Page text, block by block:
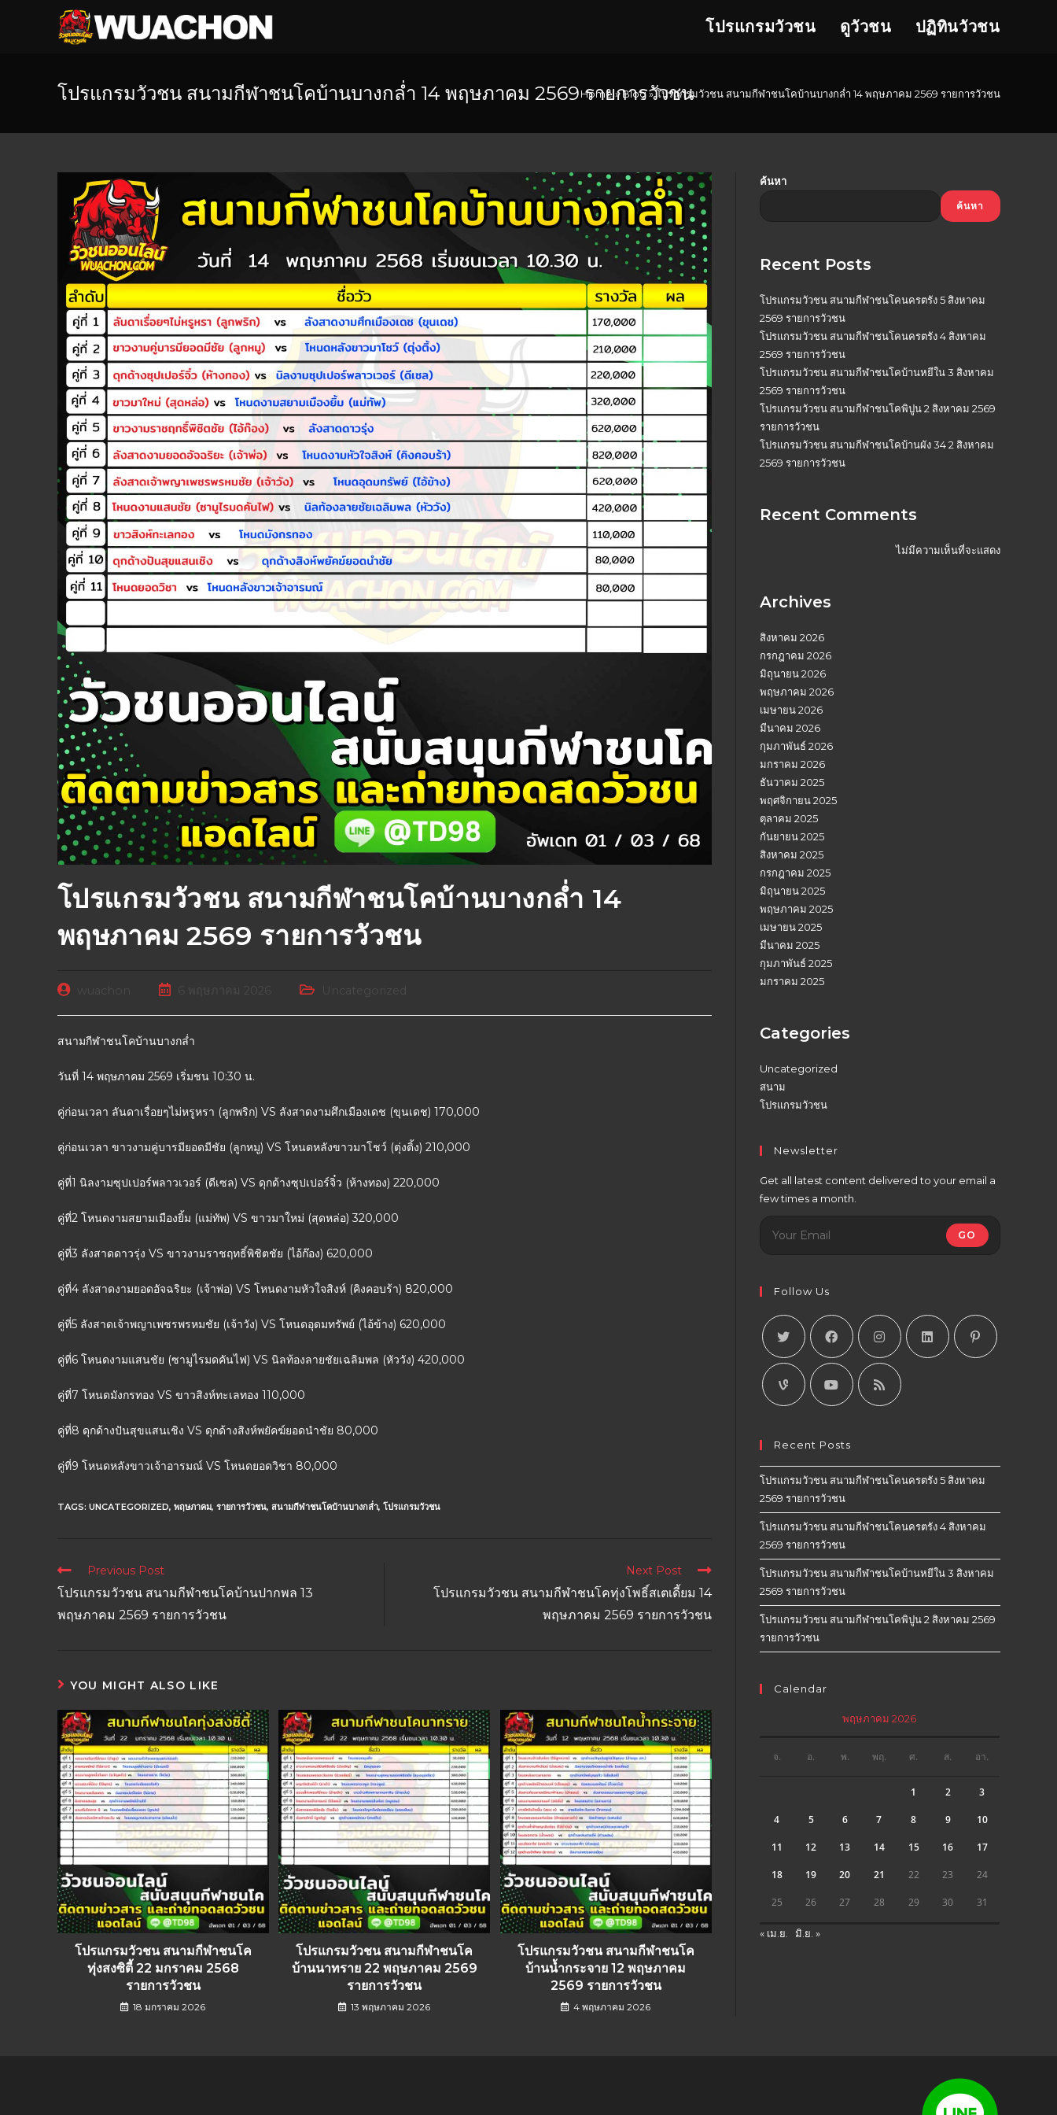
โปรแกรมวัวชน ดูวัวชน ปฏิทินวัวชน
โปรแกรมวัวชน สนามกีฬาชนโคบ้านบางกล่ำ 14 พฤษภาคม 2569 รายการวัวชน
Home»Blog»โปรแกรมวัวชน สนามกีฬาชนโคบ้านบางกล่ำ 14 พฤษภาคม 2569 รายการวัวชน
โปรแกรมวัวชน สนามกีฬาชนโคบ้านบางกล่ำ 14
พฤษภาคม 2569 รายการวัวชน
6 พฤษภาคม 2026 Uncategorized
สนามกีฬาชนโคบ้านบางกล่ำ
วันที่ 14 พฤษภาคม 2569 เริ่มชน 10:30 น.
คู่ก่อนเวลา ลันดาเรื่อยๆไม่หรูหรา (ลูกพริก) VS ลังสาดงามศึกเมืองเดช (ขุนเดช) 170,000
คู่ก่อนเวลา ขาวงามคู่บารมียอดมีชัย (ลูกหมู) VS โหนดหลังขาวมาโชว์ (ตุ่งติ้ง) 210,000
คู่ที่1 นิลงามซุปเปอร์พลาวเวอร์ (ดีเซล) VS ดุกด้างซุปเปอร์จิ๋ว (ห้างทอง) 220,000
คู่ที่2 โหนดงามสยามเมืองยิ้ม (แม่ทัพ) VS ขาวมาใหม่ (สุดหล่อ) 320,000
คู่ที่3 ลังสาดดาวรุ่ง VS ขาวงามราชฤทธิ์พิชิตชัย (ไอ้ก๊อง) 620,000
คู่ที่4 ลังสาดงามยอดอัจฉริยะ (เจ้าพ่อ) VS โหนดงามหัวใจสิงห์ (คิงคอบร้า) 820,000
คู่ที่5 ลังสาดเจ้าพญาเพชรพรหมชัย (เจ้าวัง) VS โหนดอุดมทรัพย์ (ไอ้ข้าง) 620,000
คู่ที่6 โหนดงามแสนชัย (ซามูไรมดคันไฟ) VS นิลท้องลายชัยเฉลิมพล (หัววัง) 420,000
คู่ที่7 โหนดมังกรทอง VS ขาวสิงห์ทะเลทอง 110,000
คู่ที่8 ดุกด้างปันสุขแสนเชิง VS ดุกด้างสิงห์พยัคฆ์ยอดนำชัย 80,000
คู่ที่9 โหนดหลังขาวเจ้าอารมณ์ VS โหนดยอดวิชา 80,000
TAGS: UNCATEGORIZED, พฤษภาคม, รายการวัวชน, สนามกีฬาชนโคบ้านบางกล่ำ, โปรแกรมวัวชน
Previous Post
โปรแกรมวัวชน สนามกีฬาชนโคบ้านปากพล 13
พฤษภาคม 2569 รายการวัวชน
Next Post
โปรแกรมวัวชน สนามกีฬาชนโคทุ่งโพธิ์สเตเดี้ยม 14
พฤษภาคม 2569 รายการวัวชน
YOU MIGHT ALSO LIKE
โปรแกรมวัวชน สนามกีฬาชนโค
ทุ่งสงซิตี้ 22 มกราคม 2568
รายการวัวชน
18 มกราคม 2026
โปรแกรมวัวชน สนามกีฬาชนโค
บ้านนาทราย 22 พฤษภาคม 2569
รายการวัวชน
13 พฤษภาคม 2026
โปรแกรมวัวชน สนามกีฬาชนโค
บ้านน้ำกระจาย 12 พฤษภาคม
2569 รายการวัวชน
4 พฤษภาคม 2026
ค้นหา
ค้นหา
Recent Posts
โปรแกรมวัวชน สนามกีฬาชนโคนครตรัง 5 สิงหาคม
2569 รายการวัวชน
โปรแกรมวัวชน สนามกีฬาชนโคนครตรัง 4 สิงหาคม
2569 รายการวัวชน
โปรแกรมวัวชน สนามกีฬาชนโคบ้านหยีใน 3 สิงหาคม
2569 รายการวัวชน
โปรแกรมวัวชน สนามกีฬาชนโคพิปูน 2 สิงหาคม 2569
รายการวัวชน
โปรแกรมวัวชน สนามกีฬาชนโคบ้านผัง 34 2 สิงหาคม
2569 รายการวัวชน
Recent Comments
ไม่มีความเห็นที่จะแสดง
Archives
สิงหาคม 2026
กรกฎาคม 2026
มิถุนายน 2026
พฤษภาคม 2026
เมษายน 2026
มีนาคม 2026
กุมภาพันธ์ 2026
มกราคม 2026
ธันวาคม 2025
พฤศจิกายน 2025
ตุลาคม 2025
กันยายน 2025
สิงหาคม 2025
กรกฎาคม 2025
มิถุนายน 2025
พฤษภาคม 2025
เมษายน 2025
มีนาคม 2025
กุมภาพันธ์ 2025
มกราคม 2025
Categories
Uncategorized
สนาม
โปรแกรมวัวชน
Newsletter
Get all latest content delivered to your email a
few times a month.
GO
Follow Us
Recent Posts
โปรแกรมวัวชน สนามกีฬาชนโคนครตรัง 5 สิงหาคม
2569 รายการวัวชน
โปรแกรมวัวชน สนามกีฬาชนโคนครตรัง 4 สิงหาคม
2569 รายการวัวชน
โปรแกรมวัวชน สนามกีฬาชนโคบ้านหยีใน 3 สิงหาคม
2569 รายการวัวชน
โปรแกรมวัวชน สนามกีฬาชนโคพิปูน 2 สิงหาคม 2569
รายการวัวชน
Calendar
พฤษภาคม 2026
จ. อ. พ. พฤ. ศ. ส. อา.
1 2 3
4 5 6 7 8 9 10
11 12 13 14 15 16 17
18 19 20 21 22 23 24
25 26 27 28 29 30 31
« เม.ย. มิ.ย. »